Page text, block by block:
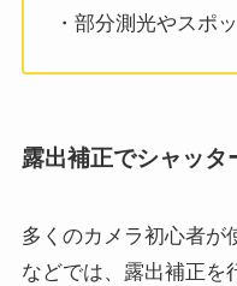
・部分測光やスポ
露出補正でシャッタ
多くのカメラ初心者が
などでは、露出補正を